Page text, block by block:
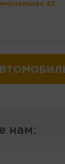
43,
нам: